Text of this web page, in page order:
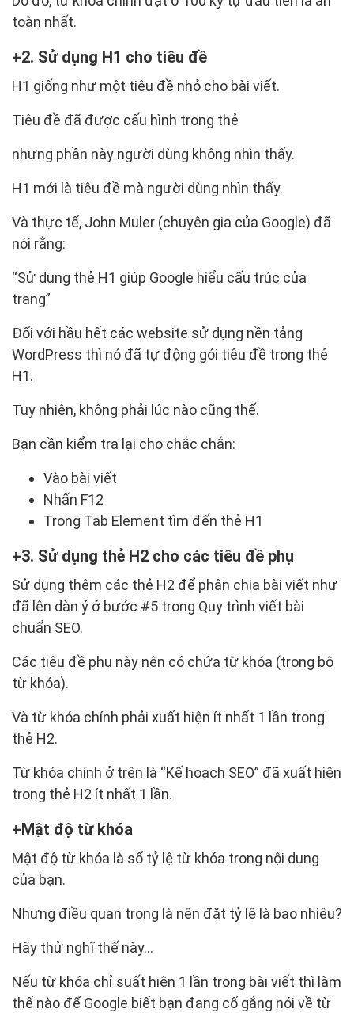
toàn nhất.
2. Sử dụng H1 cho tiêu đề
H1 giống như một tiêu đề nhỏ cho bài viết.
Tiêu đề đã được cấu hình trong thẻ
nhưng phần này người dùng không nhìn thấy.
H1 mới là tiêu đề mà người dùng nhìn thấy.
Và thực tế, John Muler (chuyên gia của Google) đã
nói rằng:
“Sử dụng thẻ H1 giúp Google hiểu cấu trúc của
trang”
Đối với hầu hết các website sử dụng nền tảng
WordPress thì nó đã tự động gói tiêu đề trong thẻ
H1.
Tuy nhiên, không phải lúc nào cũng thế.
Bạn cần kiểm tra lại cho chắc chắn:
Vào bài viết
Nhấn F12
Trong Tab Element tìm đến thẻ H1
3. Sử dụng thẻ H2 cho các tiêu đề phụ
Sử dụng thêm các thẻ H2 để phân chia bài viết như
đã lên dàn ý ở bước #5 trong Quy trình viết bài
chuẩn SEO.
Các tiêu đề phụ này nên có chứa từ khóa (trong bộ
từ khóa).
Và từ khóa chính phải xuất hiện ít nhất 1 lần trong
thẻ H2.
Từ khóa chính ở trên là “Kế hoạch SEO” đã xuất hiện
trong thẻ H2 ít nhất 1 lần.
Mật độ từ khóa
Mật độ từ khóa là số tỷ lệ từ khóa trong nội dung
của bạn.
Nhưng điều quan trọng là nên đặt tỷ lệ là bao nhiêu?
Hãy thử nghĩ thế này…
Nếu từ khóa chỉ suất hiện 1 lần trong bài viết thì làm
thế nào để Google biết bạn đang cố gắng nói về từ